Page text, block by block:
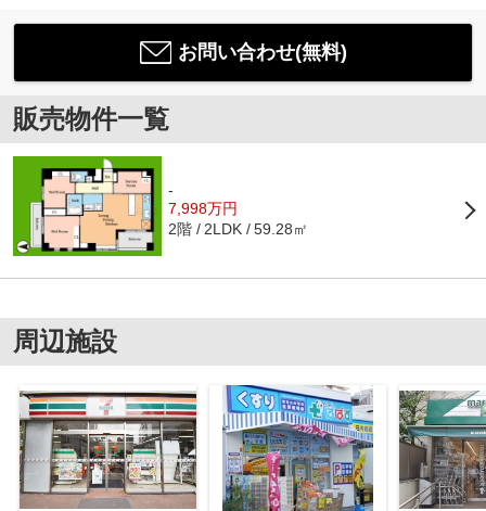
お問い合わせ(無料)
販売物件一覧
-
7,998万円
2階 2LDK 59.28㎡
周辺施設